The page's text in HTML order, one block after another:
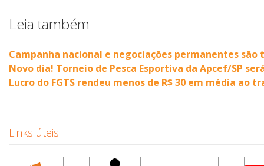
Leia também
Campanha nacional e negociações permanentes
Novo dia! Torneio de Pesca Esportiva da Apcef/SP
Lucro do FGTS rendeu menos de R$ 30 em média ao
Links úteis